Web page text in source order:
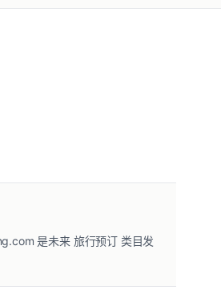
是未来 旅行预订 类目发